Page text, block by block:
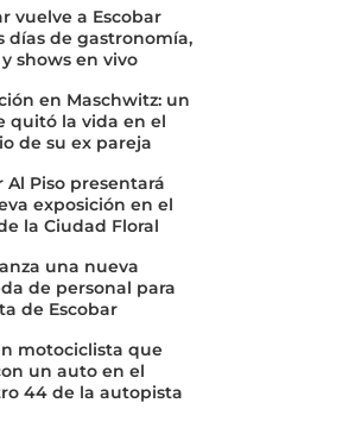
vuelve a Escobar
días de gastronomía,
shows en vivo
en Maschwitz: un
quitó la vida en el
de su ex pareja
Al Piso presentará
exposición en el
la Ciudad Floral
una nueva
de personal para
de Escobar
motociclista que
un auto en el
44 de la autopista